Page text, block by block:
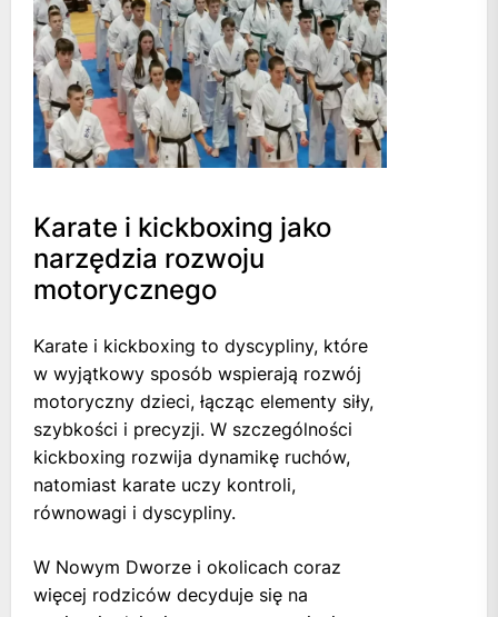
Karate i kickboxing jako
narzędzia rozwoju
motorycznego
Karate i kickboxing to dyscypliny, które
w wyjątkowy sposób wspierają rozwój
motoryczny dzieci, łącząc elementy siły,
szybkości i precyzji. W szczególności
kickboxing rozwija dynamikę ruchów,
natomiast karate uczy kontroli,
równowagi i dyscypliny.
W Nowym Dworze i okolicach coraz
więcej rodziców decyduje się na